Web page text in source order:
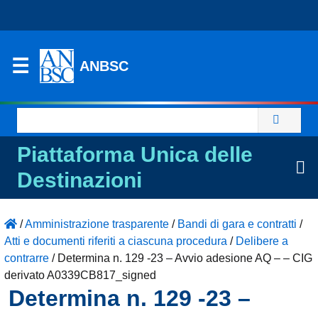
ANBSC
per:
Piattaforma Unica delle
Destinazioni
/Amministrazione trasparente / Bandi di gara e contratti /
Atti e documenti riferiti a ciascuna procedura / Delibere a
contrarre / Determina n. 129 -23 – Avvio adesione AQ – – CIG
derivato A0339CB817_signed
Determina n. 129 -23 –